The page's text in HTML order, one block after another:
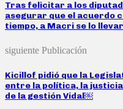
Tras felicitar a los
asegurar que el acuerdo
tiempo, a Macri se lo
siguiente Publicación
Kicillof pidió que la
entre la política, la
de la gestión Vidal￼